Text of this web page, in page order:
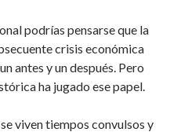
podrías pensarse que la
crisis económica
antes y un después. Pero
ha jugado ese papel.
viven tiempos convulsos y